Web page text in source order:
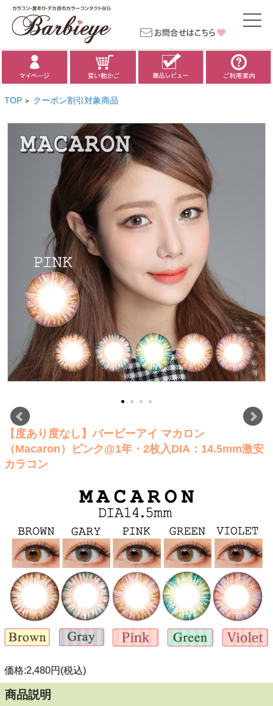
TOP > クーポン割引対象商品
【度あり度なし】バービーアイ マカロン
（Macaron）ピンク@1年・2枚入DIA：14.5mm激安
カラコン
価格:2,480円(税込)
商品説明